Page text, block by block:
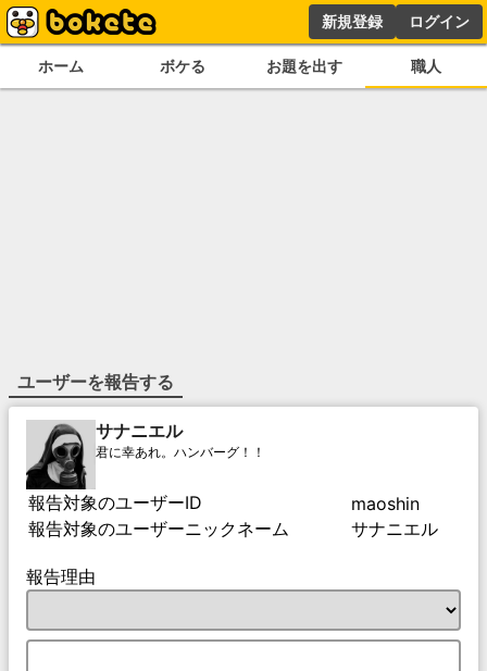
新規登録 ログイン
ホーム ボケる お題を出す 職人
ユーザーを報告する
サナニエル
君に幸あれ。ハンバーグ！！
報告対象のユーザーID
maoshin
報告対象のユーザーニックネーム
サナニエル
報告理由